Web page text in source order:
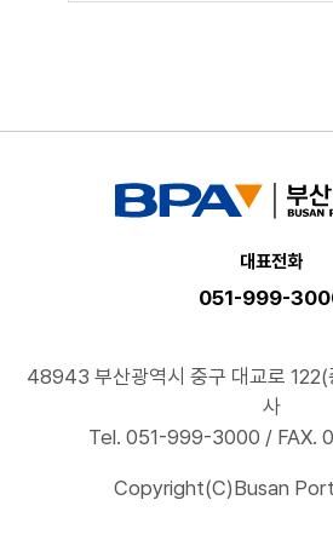
대표전화
051-999-
48943 부산광역시 중구 대교로
사
Tel. 051-999-3000 / FAX.
Copyright(C)Busan